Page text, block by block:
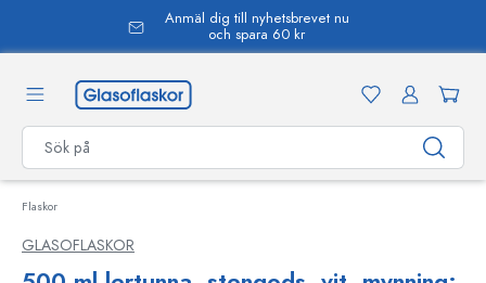
Anmäl dig till nyhetsbrevet nu
och spara 60 kr
Flaskor
GLASOFLASKOR